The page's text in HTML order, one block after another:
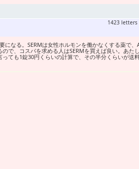
1423 letters
になる。SERMは女性ホルモンを働かなくする薬で
で、コスパを求める人はSERMを買えば良い。あた
ても1錠30円くらいの計算で、その半分くらいが送